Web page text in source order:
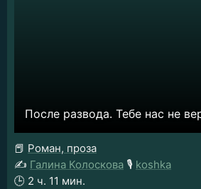
После развода. Тебе нас не
📕 Роман, проза
✍️ Галина Колоскова 🎙️ koshka
🕒 2 ч. 11 мин.